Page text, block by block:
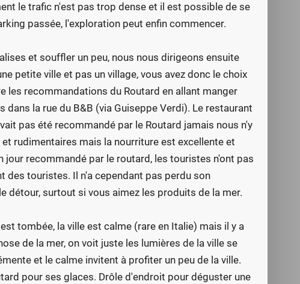
le trafic n'est pas trop dense et il est possible de se
passée, l'exploration peut enfin commencer.
et souffler un peu, nous nous dirigeons ensuite
petite ville et pas un village, vous avez donc le choix
les recommandations du Routard en allant manger
dans la rue du B&B (via Guiseppe Verdi). Le restaurant
pas été recommandé par le Routard jamais nous n'y
rudimentaires mais la nourriture est excellente et
jour recommandé par le routard, les touristes n'ont pas
des touristes. Il n'a cependant pas perdu son
détour, surtout si vous aimez les produits de la mer.
tombée, la ville est calme (rare en Italie) mais il y a
de la mer, on voit juste les lumières de la ville se
et le calme invitent à profiter un peu de la ville.
pour ses glaces. Drôle d'endroit pour déguster une